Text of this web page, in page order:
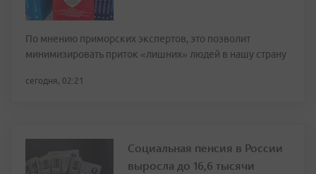
По мнению приморских экспертов, это позволит
минимизировать приток «лишних» людей в нашу страну
сегодня, 02:21
Социальная пенсия в России
выросла до 16,6 тысячи